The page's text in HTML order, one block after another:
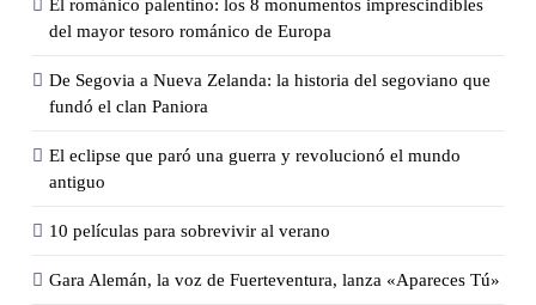
El románico palentino: los 8 monumentos imprescindibles
del mayor tesoro románico de Europa
De Segovia a Nueva Zelanda: la historia del segoviano que
fundó el clan Paniora
El eclipse que paró una guerra y revolucionó el mundo
antiguo
10 películas para sobrevivir al verano
Gara Alemán, la voz de Fuerteventura, lanza «Apareces Tú»